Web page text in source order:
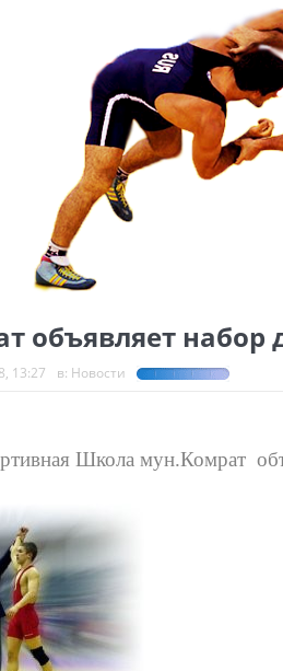
набор
13:27 в: Новости
Школа мун.Комрат